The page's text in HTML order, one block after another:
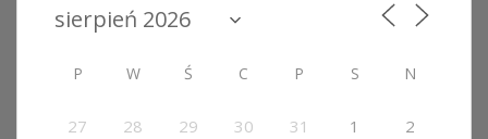
P W Ś C P S N
27 28 29 30 31 1 2